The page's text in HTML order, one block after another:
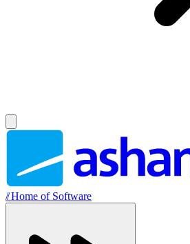
//Home of Software